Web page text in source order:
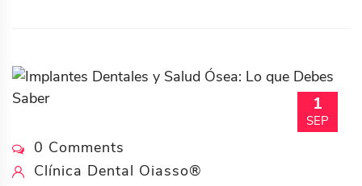
1
SEP
0 Comments
Clínica Dental Oiasso®